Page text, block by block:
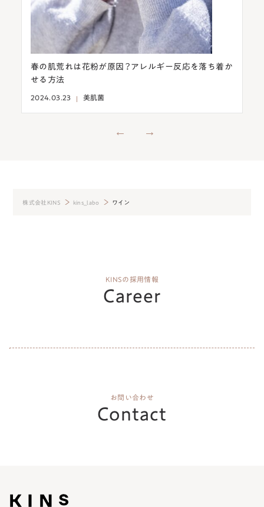
春の肌荒れは花粉が原因？アレルギー反応を落ち着か
せる方法
2024.03.23 美肌菌
株式会社KINS kins_labo ワイン
KINSの採用情報
Career
お問い合わせ
Contact